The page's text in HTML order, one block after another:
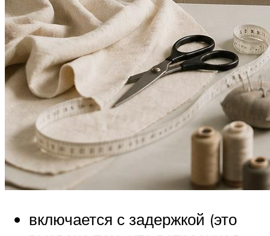
включается с задержкой (это